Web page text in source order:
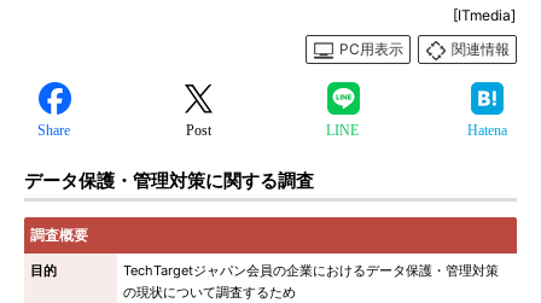
[ITmedia]
PC用表示
関連情報
Share Post LINE Hatena
データ保護・管理対策に関する調査
調査概要
目的
TechTargetジャパン会員の企業におけるデータ保護・管理対策
の現状について調査するため